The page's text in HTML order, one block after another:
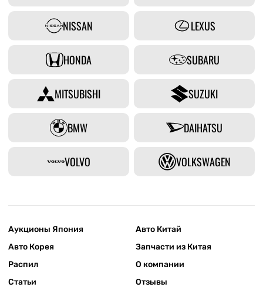
NISSAN LEXUS
HONDA SUBARU
MITSUBISHI SUZUKI
BMW DAIHATSU
VOLVO VOLKSWAGEN
Аукционы Япония
Авто Китай
Авто Корея
Запчасти из Китая
Распил
О компании
Статьи
Отзывы